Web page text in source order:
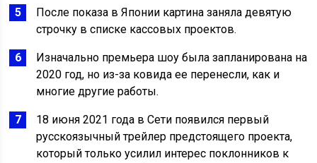
После показа в Японии картина заняла девятую
строчку в списке кассовых проектов.
Изначально премьера шоу была запланирована на
2020 год, но из-за ковида ее перенесли, как и
многие другие работы.
18 июня 2021 года в Сети появился первый
русскоязычный трейлер предстоящего проекта,
который только усилил интерес поклонников к